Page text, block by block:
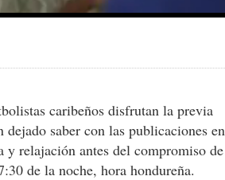
caribeños disfrutan la previa
dejado saber con las publicaciones en
y relajación antes del compromiso de
de la noche, hora hondureña.